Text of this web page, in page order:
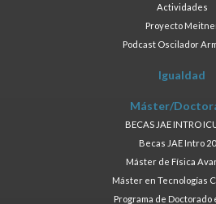
Actividades
Proyecto
Podcast Oscilador
Igualdad
Máster/
BECAS JAE INTRO
Becas JAE Intro
Máster de Física
Máster en Tecnologías
Programa de Doctorado